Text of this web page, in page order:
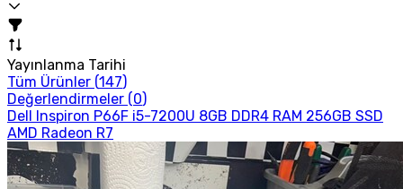
Yayınlanma Tarihi
Tüm Ürünler (147)
Değerlendirmeler (0)
Dell Inspiron P66F i5-7200U 8GB DDR4 RAM 256GB SSD
AMD Radeon R7